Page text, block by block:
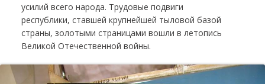
усилий всего народа. Трудовые подвиги
республики, ставшей крупнейшей тыловой базой
страны, золотыми страницами вошли в летопись
Великой Отечественной войны.